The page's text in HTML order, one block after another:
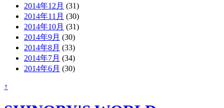
2014年12月 (31)
2014年11月 (30)
2014年10月 (31)
2014年9月 (30)
2014年8月 (33)
2014年7月 (34)
2014年6月 (30)
↑